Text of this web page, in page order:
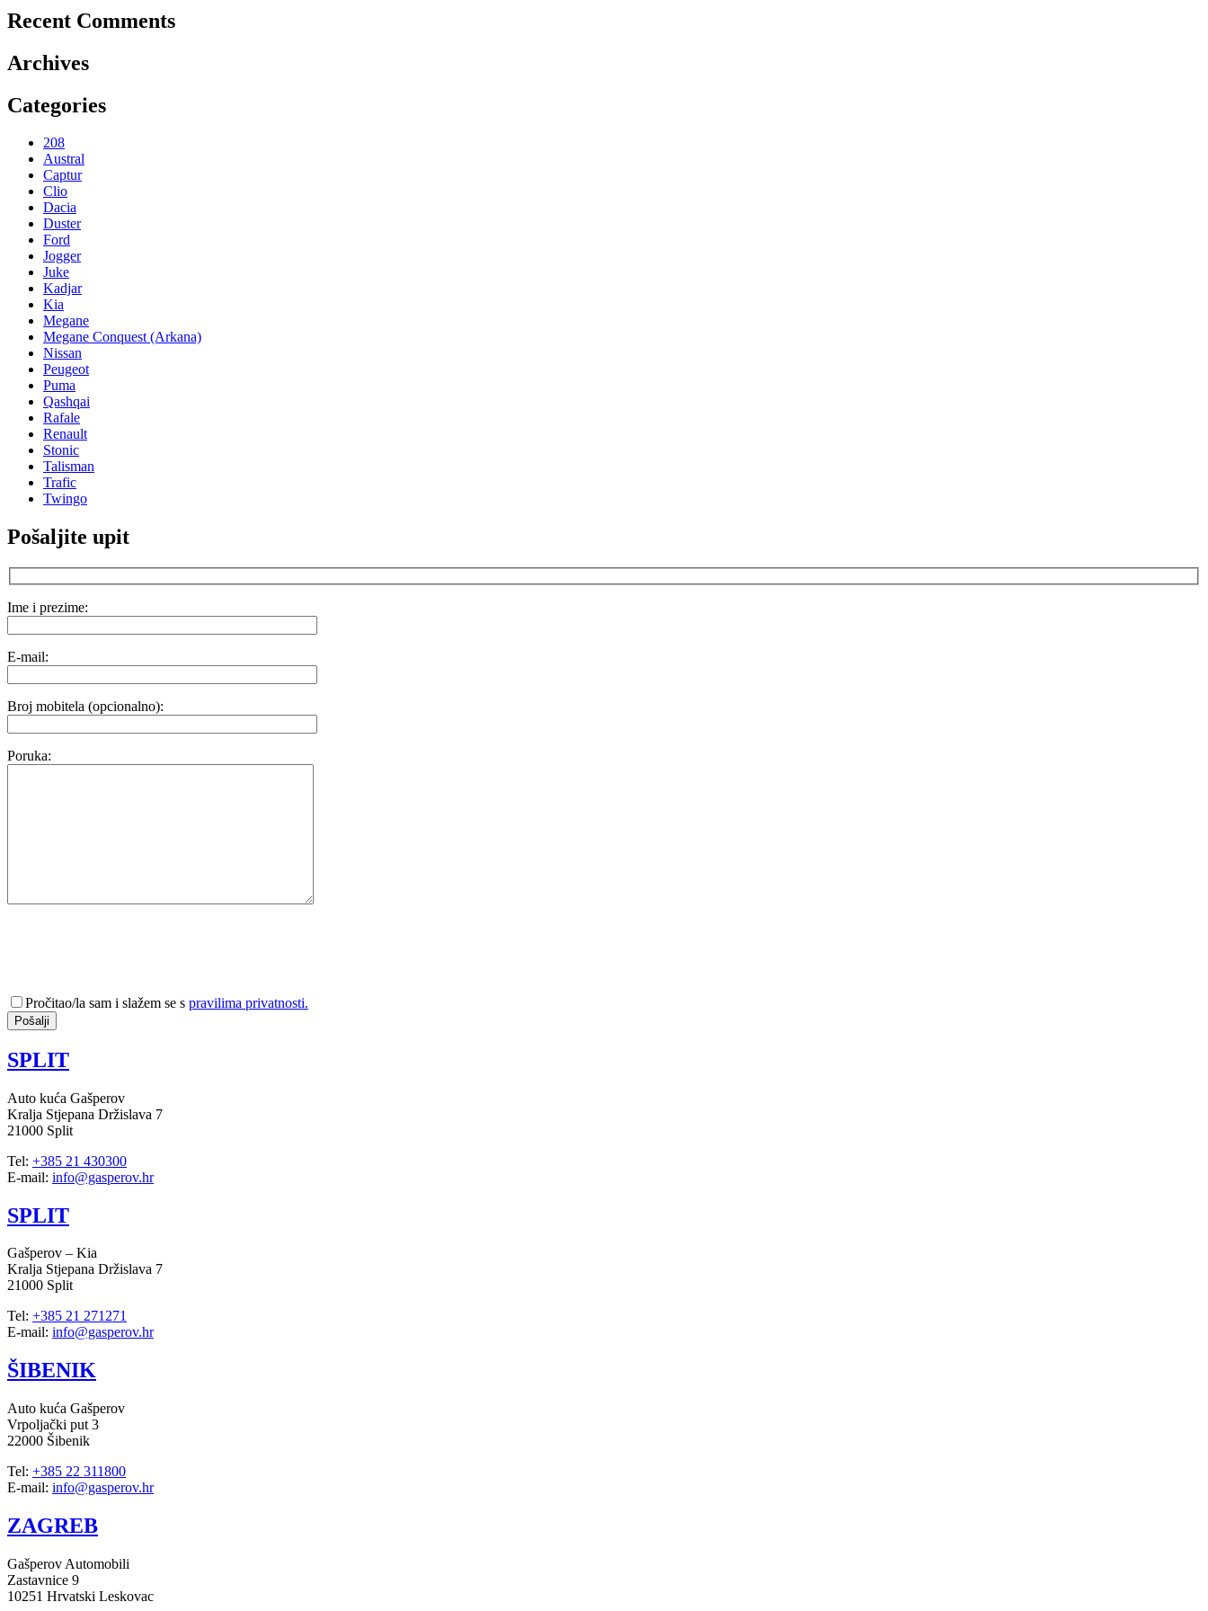
Recent Comments
Archives
Categories
208
Austral
Captur
Clio
Dacia
Duster
Ford
Jogger
Juke
Kadjar
Kia
Megane
Megane Conquest (Arkana)
Nissan
Peugeot
Puma
Qashqai
Rafale
Renault
Stonic
Talisman
Trafic
Twingo
Pošaljite upit
Ime i prezime:
E-mail:
Broj mobitela (opcionalno):
Poruka:
Pročitao/la sam i slažem se s pravilima privatnosti.
SPLIT
Auto kuća Gašperov
Kralja Stjepana Držislava 7
21000 Split
Tel: +385 21 430300
E-mail: info@gasperov.hr
SPLIT
Gašperov – Kia
Kralja Stjepana Držislava 7
21000 Split
Tel: +385 21 271271
E-mail: info@gasperov.hr
ŠIBENIK
Auto kuća Gašperov
Vrpoljački put 3
22000 Šibenik
Tel: +385 22 311800
E-mail: info@gasperov.hr
ZAGREB
Gašperov Automobili
Zastavnice 9
10251 Hrvatski Leskovac